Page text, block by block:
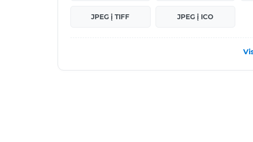
JPEG į TIFF JPEG į ICO